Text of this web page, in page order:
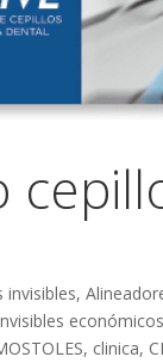
invisibles,
, clinica,